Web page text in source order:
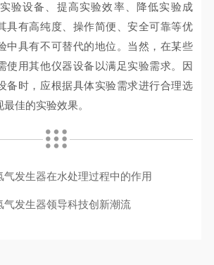
验设备、提高实验效率、降低实验成
具有高纯度、操作简便、安全可靠等优
中具有不可替代的地位。当然，在某些
使用其他仪器设备以满足实验需求。因
备时，应根据具体实验需求进行合理选
佳的实验效果。
气发生器在水处理过程中的作用
气发生器领导科技创新潮流